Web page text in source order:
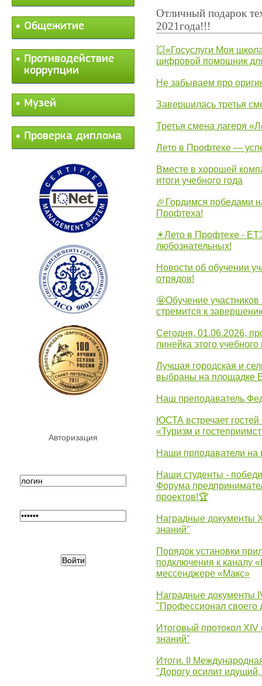
Общежитие
Противодействие
коррупции
Музей
Проверка диплома
Авторизация
Отличный подарок
2021года!!!
💥«Госуслуги Моя
цифровой помощник
Не забываем про
Завершилась третья
Третья смена лагеря
Лето в Профтехе —
Вместе в хорошей
итоги учебного года
🎉Гордимся победами
Профтеха!
☀Лето в Профтехе -
любознательных!
Новости об обучении
отрядов!
🤩Обучение участников
стремится к
Сегодня, 01.06.2026,
линейка этого учебного
Лучшая городская и
выбраны на площадке
Наш преподаватель
ЮСТА встречает гостей
«Туризм и
Наши прподаватели
Наши студенты -
Форума
проектов!🏆
Наградные документы
знаний"
Порядок установки
подключения к каналу
мессенджере «Макс»
Наградные документы
"Профессионал своего
Итоговый протокол
знаний"
Итоги. II
"Дорогу осилит